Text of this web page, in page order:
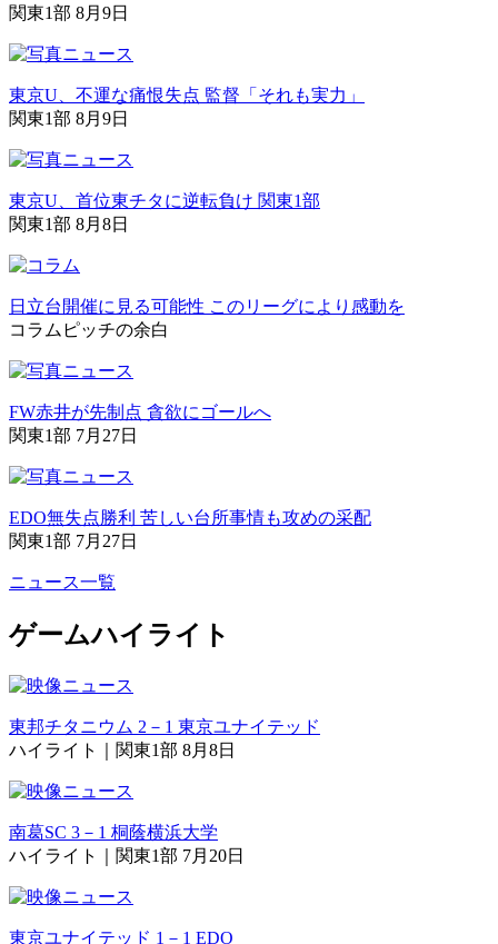
関東1部 8月9日
東京U、不運な痛恨失点 監督「それも実力」
関東1部 8月9日
東京U、首位東チタに逆転負け 関東1部
関東1部 8月8日
日立台開催に見る可能性 このリーグにより感動を
コラム ピッチの余白
FW赤井が先制点 貪欲にゴールへ
関東1部 7月27日
EDO無失点勝利 苦しい台所事情も攻めの采配
関東1部 7月27日
ニュース一覧
ゲームハイライト
東邦チタニウム 2－1 東京ユナイテッド
ハイライト｜関東1部 8月8日
南葛SC 3－1 桐蔭横浜大学
ハイライト｜関東1部 7月20日
東京ユナイテッド 1－1 EDO